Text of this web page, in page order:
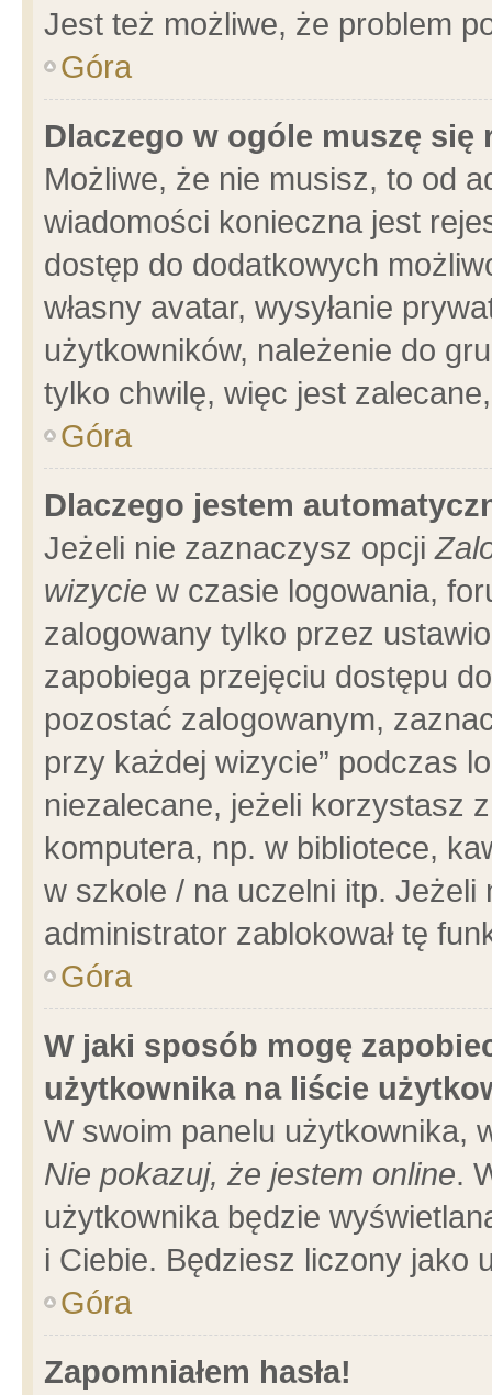
Jest też możliwe, że problem
Góra
Dlaczego w ogóle muszę się
Możliwe, że nie musisz, to od
wiadomości konieczna jest
dostęp do dodatkowych
własny avatar, wysyłanie
użytkowników, należenie do
tylko chwilę, więc jest
Góra
Dlaczego jestem
Jeżeli nie zaznaczysz opcji
wizycie w czasie logowania,
zalogowany tylko przez
zapobiega przejęciu dostępu
pozostać zalogowanym,
przy każdej wizycie” podczas
niezalecane, jeżeli korzystasz
komputera, np. w bibliotece,
w szkole / na uczelni itp.
administrator zablokował tę
Góra
W jaki sposób mogę
użytkownika na liście
W swoim panelu użytkownika,
Nie pokazuj, że jestem online.
użytkownika będzie
i Ciebie. Będziesz liczony jako
Góra
Zapomniałem hasła!